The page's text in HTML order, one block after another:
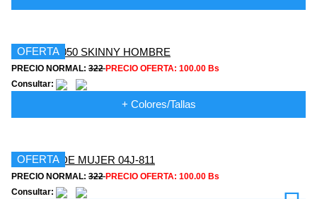
OFERTA
PRECIO NORMAL: 322PRECIO OFERTA: 100.00 Bs
Consultar:
+ Colores/Tallas
OFERTA
PRECIO NORMAL: 322PRECIO OFERTA: 100.00 Bs
Consultar: